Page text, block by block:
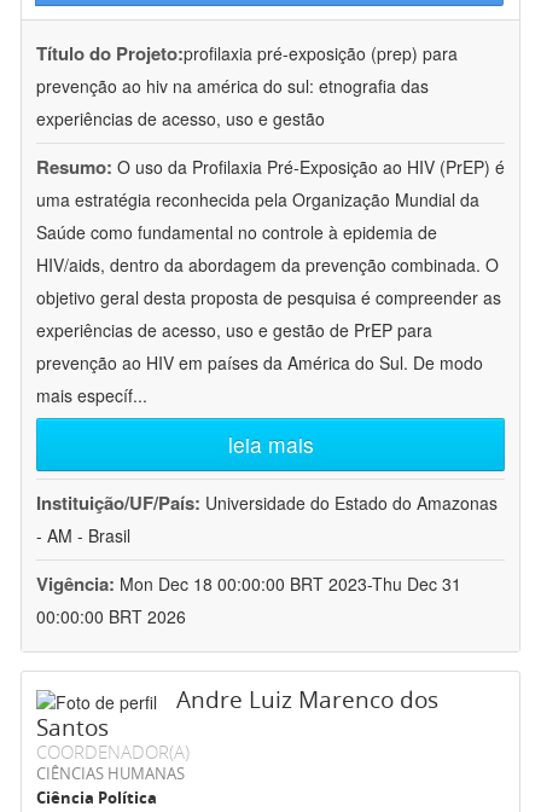
Título do Projeto:profilaxia pré-exposição (prep) para
prevenção ao hiv na américa do sul: etnografia das
experiências de acesso, uso e gestão
Resumo: O uso da Profilaxia Pré-Exposição ao HIV (PrEP) é
uma estratégia reconhecida pela Organização Mundial da
Saúde como fundamental no controle à epidemia de
HIV/aids, dentro da abordagem da prevenção combinada. O
objetivo geral desta proposta de pesquisa é compreender as
experiências de acesso, uso e gestão de PrEP para
prevenção ao HIV em países da América do Sul. De modo
mais específ...
leia mais
Instituição/UF/País: Universidade do Estado do Amazonas
- AM - Brasil
Vigência: Mon Dec 18 00:00:00 BRT 2023-Thu Dec 31
00:00:00 BRT 2026
Andre Luiz Marenco dos
Santos
COORDENADOR(A)
CIÊNCIAS HUMANAS
Ciência Política